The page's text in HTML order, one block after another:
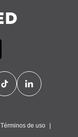
Términos de uso